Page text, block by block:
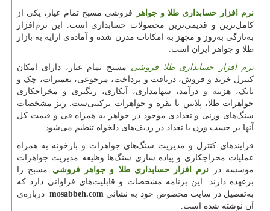
نرم افزار حسابداری طلا و جواهر
فروشی مسبح تمام عیار، یکی از
کامل‌ترین و قدیمی‌ترین محصولات حسابداری است. این نرم‌افزار
به‌تازگی به‌روز و مجهز به امکانات مدرن شده و آماده‌ی ارایه به بازار
طلا و جواهر ایران است.
نرم افزار حسابداری طلا فروشی مسبح تمام عیار، دارای امکان
کنترل خرید و فروش، دریافت و پرداخت، مرجوعی، تعمیرات، چک و
بانک، هزینه و درآمد، سهامداری، آبکاری، ریگیری و مخراجکاری
جواهرات طلا، پلاتین یا نقره و جواهرات ترکیبی‌ست. ریز مشخصات
سنگ‌های وزنی و تعدادی موجود در جواهر به همراه فی و قیمت کل
آنها بر حسب وزن یا تعداد در ردیف‌های دلخواه تنظیم می‌شود
فرایندهای کنترل و مدیریت سنگ‌های جواهرات و بارخونه به همراه
عملیات مخراجکاری و پیاده سازی سنگ‌ها وظیفه مدیریت جواهرات
موسسه در
نرم افزار حسابداری طلا و جواهر فروشی مسبح را
برعهده دارند. این برنامه مشخصات و قابلیت‌های فراوانی دارد که
به‌تفصیل در سایت مخصوص خود به نشانی mosabbeh.com درباره‌ی
آن نوشته شده است.